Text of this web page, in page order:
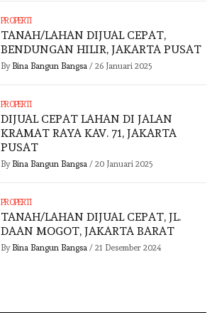
PROPERTI
TANAH/LAHAN DIJUAL CEPAT,
BENDUNGAN HILIR, JAKARTA PUSAT
By Bina Bangun Bangsa/ 26 Januari 2025
PROPERTI
DIJUAL CEPAT LAHAN DI JALAN
KRAMAT RAYA KAV. 71, JAKARTA
PUSAT
By Bina Bangun Bangsa/ 20 Januari 2025
PROPERTI
TANAH/LAHAN DIJUAL CEPAT, JL.
DAAN MOGOT, JAKARTA BARAT
By Bina Bangun Bangsa/ 21 Desember 2024